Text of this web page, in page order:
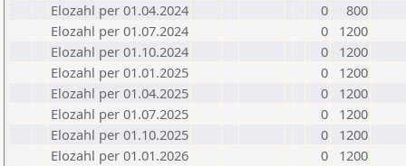
Elozahl per 01.04.2024
0
800
Elozahl per 01.07.2024
0
1200
Elozahl per 01.10.2024
0
1200
Elozahl per 01.01.2025
0
1200
Elozahl per 01.04.2025
0
1200
Elozahl per 01.07.2025
0
1200
Elozahl per 01.10.2025
0
1200
Elozahl per 01.01.2026
0
1200